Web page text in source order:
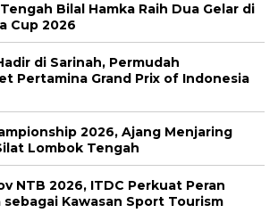
Bilal Hamka Raih Dua Gelar di
Cup 2026
di Sarinah, Permudah
Pertamina Grand Prix of Indonesia
2026, Ajang Menjaring
Lombok Tengah
NTB 2026, ITDC Perkuat Peran
sebagai Kawasan Sport Tourism